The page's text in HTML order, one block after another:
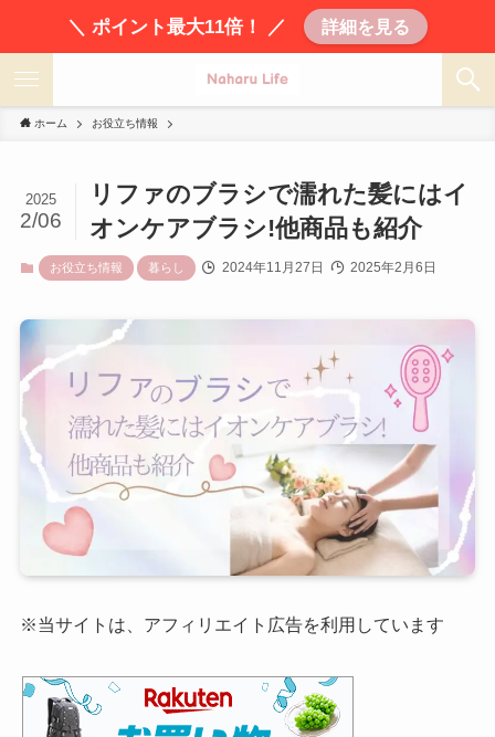
＼ ポイント最大11倍！ ／ 詳細を見る
ホーム お役立ち情報
リファのブラシで濡れた髪にはイ
オンケアブラシ!他商品も紹介
2025
2/06
お役立ち情報 暮らし 2024年11月27日 2025年2月6日
※当サイトは、アフィリエイト広告を利用しています